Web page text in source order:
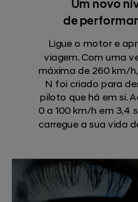
Um novo
de
Ligue o motor e
viagem. Com uma
máxima de 260 km/
N foi criado para
piloto que há em si.
0 a 100 km/h em 3,4
carregue a sua vida